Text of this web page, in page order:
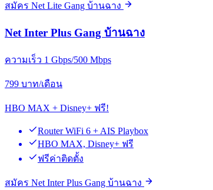
สมัคร Net Lite Gang บ้านฉาง
Net Inter Plus Gang บ้านฉาง
ความเร็ว 1 Gbps/500 Mbps
799 บาท/เดือน
HBO MAX + Disney+ ฟรี!
Router WiFi 6 + AIS Playbox
HBO MAX, Disney+ ฟรี
ฟรีค่าติดตั้ง
สมัคร Net Inter Plus Gang บ้านฉาง